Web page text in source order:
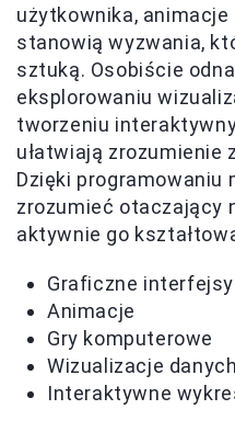
użytkownika,
stanowią wyzwania,
sztuką. Osobiście
eksplorowaniu
tworzeniu
ułatwiają zrozumienie
Dzięki programowaniu
zrozumieć otaczający
aktywnie go
Graficzne
Animacje
Gry komputerowe
Wizualizacje danych
Interaktywne